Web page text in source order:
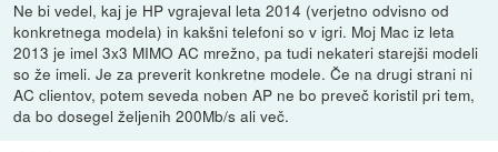
Ne bi vedel, kaj je HP vgrajeval leta 2014 (verjetno odvisno od
konkretnega modela) in kakšni telefoni so v igri. Moj Mac iz leta
2013 je imel 3x3 MIMO AC mrežno, pa tudi nekateri starejši modeli
so že imeli. Je za preverit konkretne modele. Če na drugi strani ni
AC clientov, potem seveda noben AP ne bo preveč koristil pri tem,
da bo dosegel željenih 200Mb/s ali več.